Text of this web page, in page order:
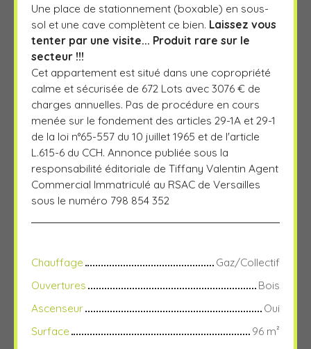
Une place de stationnement (boxable) en sous-
sol et une cave complètent ce bien. Laissez vous
tenter par une visite... Produit rare sur le
secteur !!!
Cet appartement est situé dans une copropriété
calme et sécurisée de 672 Lots avec 3076 € de
charges annuelles. Pas de procédure en cours
menée sur le fondement des articles 29-1A et 29-1
de la loi n°65-557 du 10 juillet 1965 et de l'article
L.615-6 du CCH. Annonce publiée sous la
responsabilité éditoriale de Tiffany Valentin Agent
Commercial Immatriculé au RSAC de Versailles
sous le numéro 798 854 352
Chauffage
Gaz/Collectif
Ouvertures
Bois
Ascenseur
Oui
Surface
96 m²